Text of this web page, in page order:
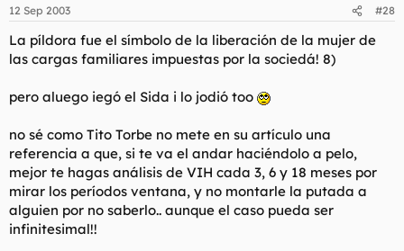
12 Sep 2003 #28
La píldora fue el símbolo de la liberación de la mujer de
las cargas familiares impuestas por la sociedá! 8)
pero aluego iegó el Sida i lo jodió too
no sé como Tito Torbe no mete en su artículo una
referencia a que, si te va el andar haciéndolo a pelo,
mejor te hagas análisis de VIH cada 3, 6 y 18 meses por
mirar los períodos ventana, y no montarle la putada a
alguien por no saberlo.. aunque el caso pueda ser
infinitesimal!!